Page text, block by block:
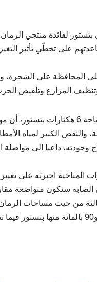
لفائدة منتجي الرمان
على تخطّي تأثير
المحافظة على الشجرة،
المزارع وتلقيص
وأكّد أكرم بن موسى، فلّاح منتج
درجة فى شهر جويلية، والنقص
وجودته، داعيا الى
المناخية اجبرته على
ستكون متواضعة
من حيث مساحات
الرمان بها 1600 هكتار منها 1500 هكتار